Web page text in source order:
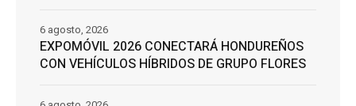
EXPOMÓVIL 2026 CONECTARÁ HONDUREÑOS
CON VEHÍCULOS HÍBRIDOS DE GRUPO FLORES
6 agosto, 2026